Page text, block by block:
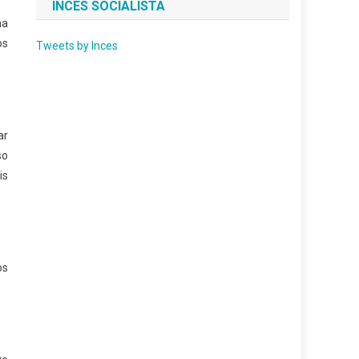
INCES SOCIALISTA
Tweets by Inces